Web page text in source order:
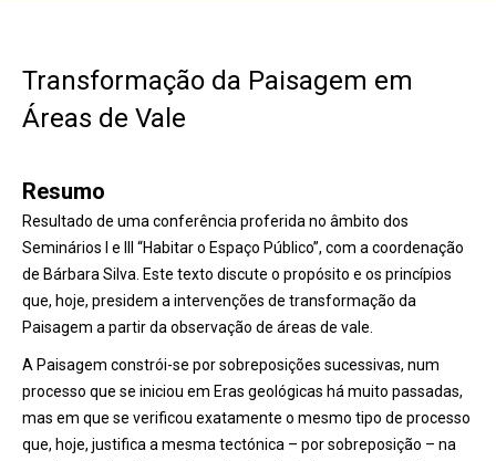
Transformação da Paisagem em
Áreas de Vale
Resumo
Resultado de uma conferência proferida no âmbito dos
Seminários I e III “Habitar o Espaço Público”, com a coordenação
de Bárbara Silva. Este texto discute o propósito e os princípios
que, hoje, presidem a intervenções de transformação da
Paisagem a partir da observação de áreas de vale.
A Paisagem constrói-se por sobreposições sucessivas, num
processo que se iniciou em Eras geológicas há muito passadas,
mas em que se verificou exatamente o mesmo tipo de processo
que, hoje, justifica a mesma tectónica – por sobreposição – na